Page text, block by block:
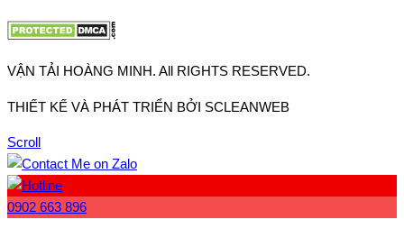
VẬN TẢI HOÀNG MINH. All RIGHTS RESERVED.
THIẾT KẾ VÀ PHÁT TRIỂN BỞI SCLEANWEB
Scroll
0902 663 896